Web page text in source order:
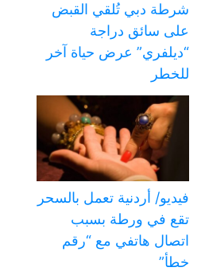
شرطة دبي تُلقي القبض
على سائق دراجة
“ديلفري” عرض حياة آخر
للخطر
فيديو/ أردنية تعمل بالسحر
تقع في ورطة بسبب
اتصال هاتفي مع “رقم
خطأ”